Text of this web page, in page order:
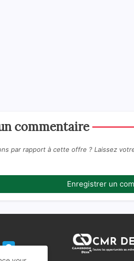
commentaire
par rapport à cette offre ? Laissez
Enregistrer un